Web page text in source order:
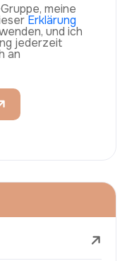
meine
Erklärung
und ich
jederzeit
an